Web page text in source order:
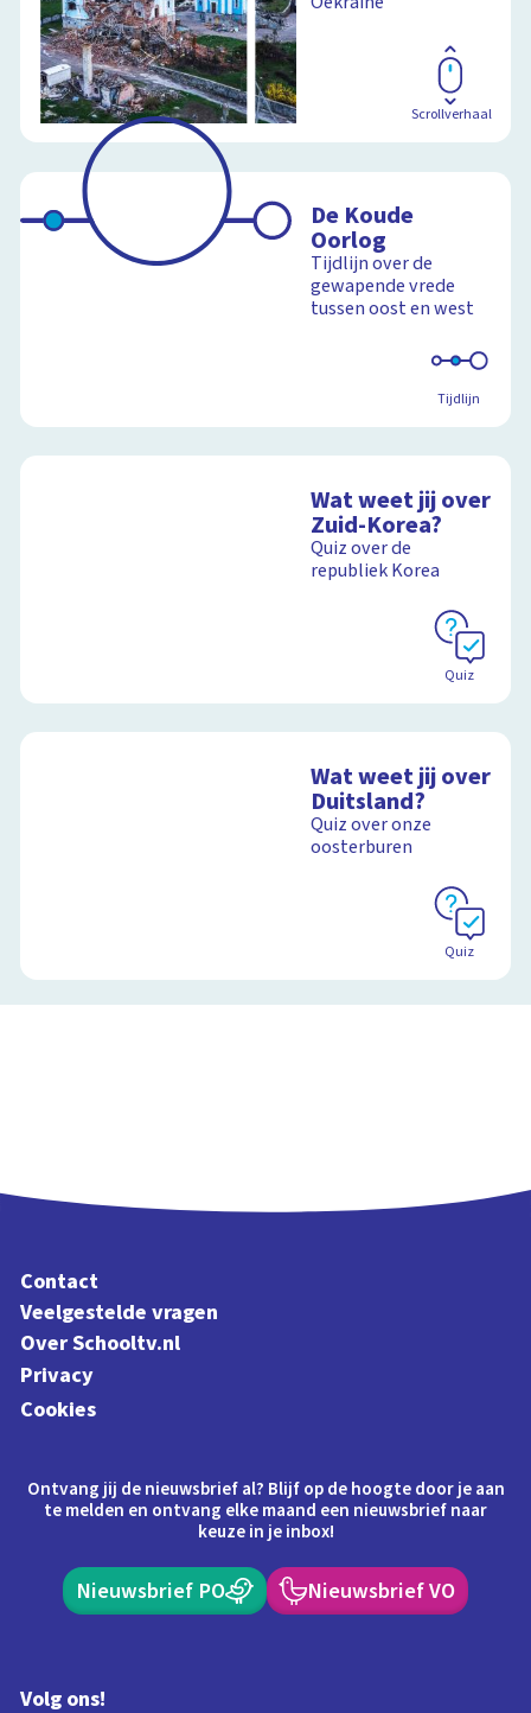
Scrollverhaal
De Koude
Oorlog
Tijdlijn over de
gewapende vrede
tussen oost en west
Tijdlijn
Wat weet jij over
Zuid-Korea?
Quiz over de
republiek Korea
Quiz
Wat weet jij over
Duitsland?
Quiz over onze
oosterburen
Quiz
Contact
Veelgestelde vragen
Over Schooltv.nl
Privacy
Cookies
Ontvang jij de nieuwsbrief al? Blijf op de hoogte door je aan
te melden en ontvang elke maand een nieuwsbrief naar
keuze in je inbox!
Nieuwsbrief PO Nieuwsbrief VO
Volg ons!